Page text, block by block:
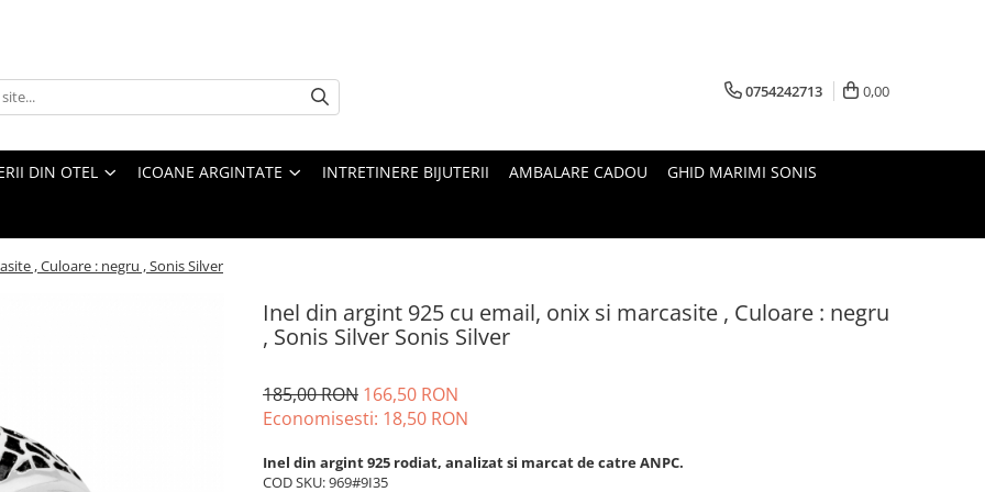
0754242713 0,00
DIN OTEL ICOANE ARGINTATE INTRETINERE BIJUTERII AMBALARE CADOU GHID MARIMI SONIS
, Culoare : negru , Sonis Silver
Inel din argint 925 cu email, onix si marcasite , Culoare : negru
, Sonis Silver Sonis Silver
185,00 RON 166,50 RON
Economisesti: 18,50 RON
Inel din argint 925 rodiat, analizat si marcat de catre ANPC.
COD SKU: 969#9I35